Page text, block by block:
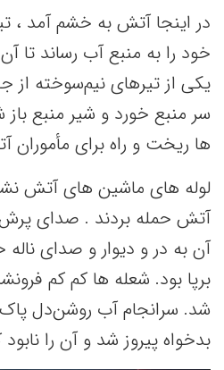
در اینجا آتش به خشم آمد ،
خود را به منبع آب رساند تا آن
یکی از تیرهای نیم‌سوخته از
سر منبع خورد و شیر منبع
ها ریخت و راه برای مأموران
لوله های ماشین های آتش
آتش حمله بردند . صدای
آن به در و دیوار و صدای
برپا بود. شعله ها کم کم
شد. سرانجام آب روشن‌دل
بدخواه پیروز شد و آن را